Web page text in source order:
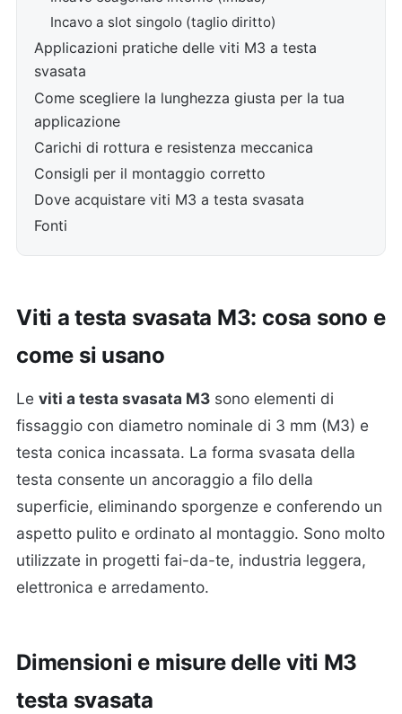
Incavo a slot singolo (taglio diritto)
Applicazioni pratiche delle viti M3 a testa
svasata
Come scegliere la lunghezza giusta per la tua
applicazione
Carichi di rottura e resistenza meccanica
Consigli per il montaggio corretto
Dove acquistare viti M3 a testa svasata
Fonti
Viti a testa svasata M3: cosa sono e
come si usano
Le viti a testa svasata M3 sono elementi di
fissaggio con diametro nominale di 3 mm (M3) e
testa conica incassata. La forma svasata della
testa consente un ancoraggio a filo della
superficie, eliminando sporgenze e conferendo un
aspetto pulito e ordinato al montaggio. Sono molto
utilizzate in progetti fai-da-te, industria leggera,
elettronica e arredamento.
Dimensioni e misure delle viti M3
testa svasata